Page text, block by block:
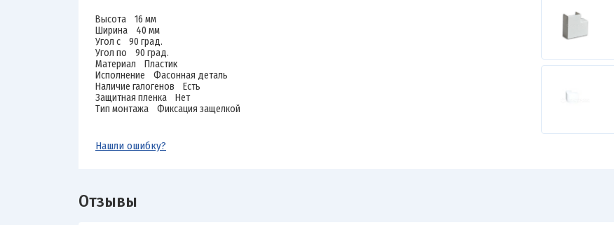
Высота 16 мм
Ширина 40 мм
Угол с 90 град.
Угол по 90 град.
Материал Пластик
Исполнение Фасонная деталь
Наличие галогенов Есть
Защитная пленка Нет
Тип монтажа Фиксация защелкой
Нашли ошибку?
Отзывы